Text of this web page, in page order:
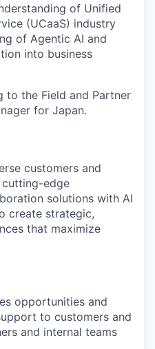
of Unified
(UCaaS) industry
of Agentic AI and
into business
to the Field and Partner
for Japan.
customers and
edge
solutions with AI
create strategic,
that maximize
opportunities and
to customers and
and internal teams